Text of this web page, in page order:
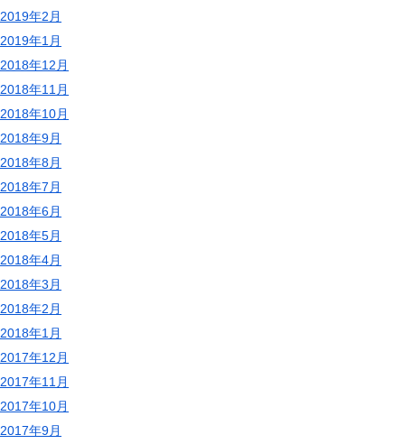
2019年2月
2019年1月
2018年12月
2018年11月
2018年10月
2018年9月
2018年8月
2018年7月
2018年6月
2018年5月
2018年4月
2018年3月
2018年2月
2018年1月
2017年12月
2017年11月
2017年10月
2017年9月